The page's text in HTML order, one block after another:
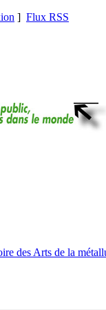
] Flux RSS
des Arts de la